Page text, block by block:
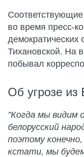
во время пресс-
демократических
Тихановской. На
побывал
Об угрозе из
"Когда мы видим
белорусский
поэтому
кстати, мы